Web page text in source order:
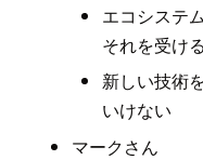
エコシステ
それを受け
新しい技術
いけない
マークさん